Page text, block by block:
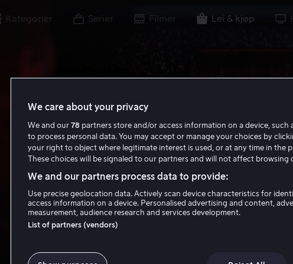
Kategorier Serier Filmer Lei & kjøp
We care about your privacy
We and our 78 partners store and/or access information on a device, such
to process personal data. You may accept or manage your choices by
your right to object where legitimate interest is used, or at any time in the
These choices will be signaled to our partners and will not affect browsing
We and our partners process data to provide:
Use precise geolocation data. Actively scan device characteristics for
access information on a device. Personalised advertising and content,
measurement, audience research and services development.
List of partners (vendors)